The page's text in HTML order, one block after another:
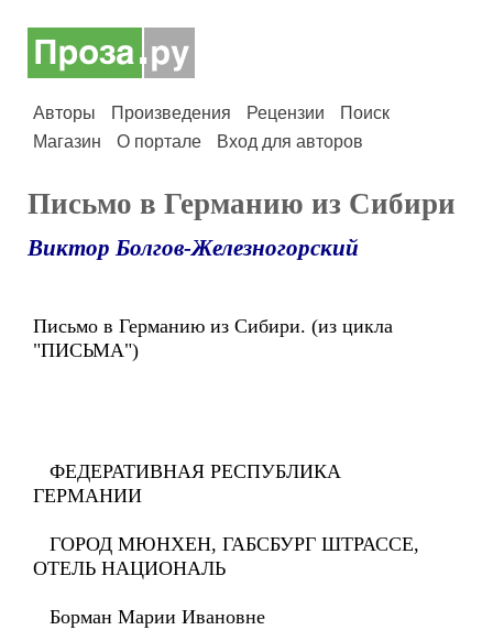
Авторы Произведения Рецензии
Поиск
Магазин
О портале Вход для авторов
Письмо в Германию из Сибири
Виктор Болгов-Железногорский
Письмо в Германию из Сибири. (из цикла
"ПИСЬМА")
ФЕДЕРАТИВНАЯ РЕСПУБЛИКА
ГЕРМАНИИ
ГОРОД МЮНХЕН, ГАБСБУРГ ШТРАССЕ,
ОТЕЛЬ НАЦИОНАЛЬ
Борман Марии Ивановне